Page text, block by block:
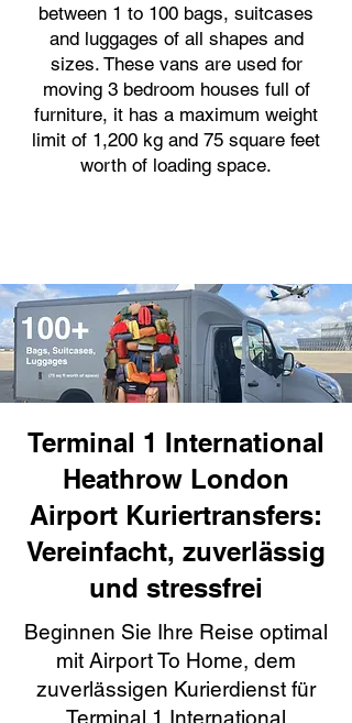
between 1 to 100 bags, suitcases
and luggages of all shapes and
sizes. These vans are used for
moving 3 bedroom houses full of
furniture, it has a maximum weight
limit of 1,200 kg and 75 square feet
worth of loading space.
Terminal 1 International
Heathrow London
Airport Kuriertransfers:
Vereinfacht, zuverlässig
und stressfrei
Beginnen Sie Ihre Reise optimal
mit Airport To Home, dem
zuverlässigen Kurierdienst für
Terminal 1 International